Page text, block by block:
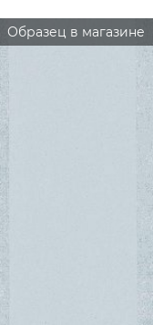
Образец в магазине